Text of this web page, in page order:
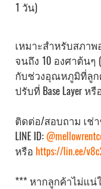
1 วัน)
เหมาะสำหรับสภาพ
จนถึง 10 องศาต้นๆ
กับช่วงอุณหภูมิที่ลูก
ปรับที่ Base Layer ห
ติดต่อ/สอบถาม เช่
LINE ID:
หรือ https://lin.ee/
*** หากลูกค้าไม่แน่